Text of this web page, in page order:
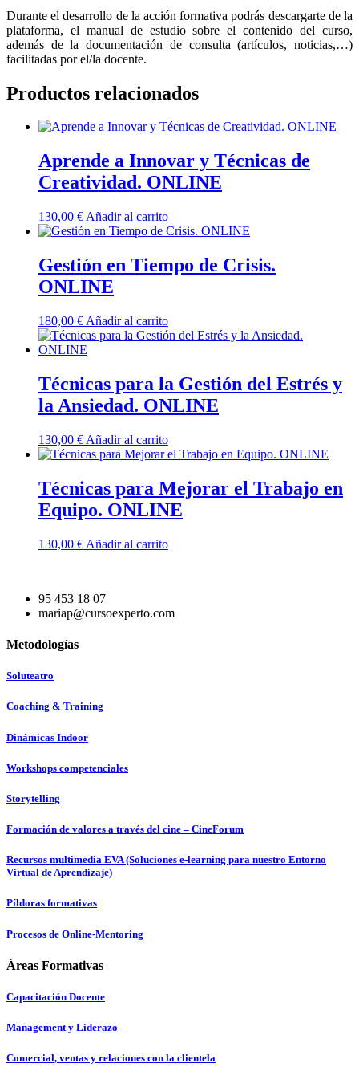
Durante el desarrollo de la acción formativa podrás descargarte de la
plataforma, el manual de estudio sobre el contenido del curso,
además de la documentación de consulta (artículos, noticias,…)
facilitadas por el/la docente.
Productos relacionados
Aprende a Innovar y Técnicas de
Creatividad. ONLINE
130,00 € Añadir al carrito
Gestión en Tiempo de Crisis.
ONLINE
180,00 € Añadir al carrito
Técnicas para la Gestión del Estrés y
la Ansiedad. ONLINE
130,00 € Añadir al carrito
Técnicas para Mejorar el Trabajo en
Equipo. ONLINE
130,00 € Añadir al carrito
95 453 18 07
mariap@cursoexperto.com
Metodologías
Soluteatro
Coaching & Training
Dinámicas Indoor
Workshops competenciales
Storytelling
Formación de valores a través del cine – CineForum
Recursos multimedia EVA (Soluciones e-learning para nuestro Entorno
Virtual de Aprendizaje)
Píldoras formativas
Procesos de Online-Mentoring
Áreas Formativas
Capacitación Docente
Management y Liderazo
Comercial, ventas y relaciones con la clientela